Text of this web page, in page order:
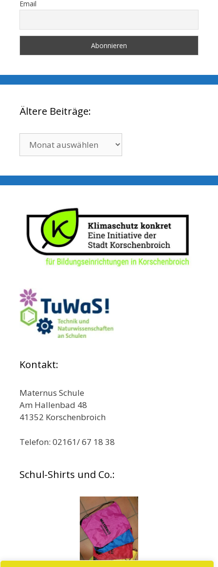
Email
Ältere Beiträge:
Beiträge:
Kontakt:
Maternus Schule
Am Hallenbad 48
41352 Korschenbroich
Telefon: 02161/ 67 18 38
Schul-Shirts und Co.: